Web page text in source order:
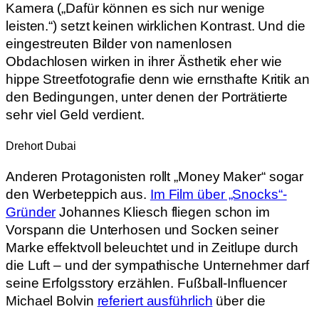
Kamera („Dafür können es sich nur wenige
leisten.“) setzt keinen wirklichen Kontrast. Und die
eingestreuten Bilder von namenlosen
Obdachlosen wirken in ihrer Ästhetik eher wie
hippe Streetfotografie denn wie ernsthafte Kritik an
den Bedingungen, unter denen der Porträtierte
sehr viel Geld verdient.
Drehort Dubai
Anderen Protagonisten rollt „Money Maker“ sogar
den Werbeteppich aus. Im Film über „Snocks“-
Gründer Johannes Kliesch fliegen schon im
Vorspann die Unterhosen und Socken seiner
Marke effektvoll beleuchtet und in Zeitlupe durch
die Luft – und der sympathische Unternehmer darf
seine Erfolgsstory erzählen. Fußball-Influencer
Michael Bolvin referiert ausführlich über die